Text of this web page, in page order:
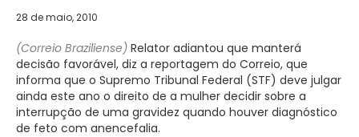
28 de maio, 2010
(Correio Braziliense) Relator adiantou que manterá
decisão favorável, diz a reportagem do Correio, que
informa que o Supremo Tribunal Federal (STF) deve julgar
ainda este ano o direito de a mulher decidir sobre a
interrupção de uma gravidez quando houver diagnóstico
de feto com anencefalia.